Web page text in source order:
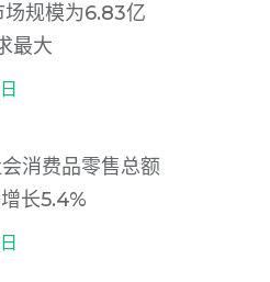
规模为6.83亿
最大
消费品零售总额
长5.4%